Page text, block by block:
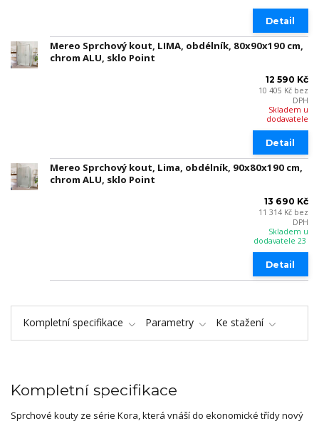
Detail
Mereo Sprchový kout, LIMA, obdélník, 80x90x190 cm,
chrom ALU, sklo Point
12 590 Kč
10 405 Kč bez
DPH
Skladem u
dodavatele
Detail
Mereo Sprchový kout, Lima, obdélník, 90x80x190 cm,
chrom ALU, sklo Point
13 690 Kč
11 314 Kč bez
DPH
Skladem u
dodavatele 23
Detail
Kompletní specifikace Parametry Ke stažení
Kompletní specifikace
Sprchové kouty ze série Kora, která vnáší do ekonomické třídy nový